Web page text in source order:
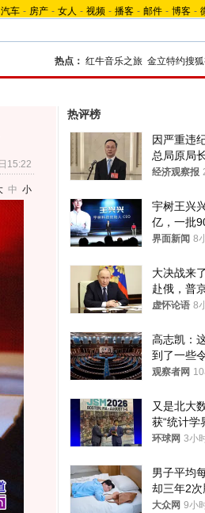
汽车 - 房产 - 女人 - 视频 - 播客 - 邮件 - 博客 -
热点： 红牛音乐之旅 金立特约搜
15:22
中 小
热评榜
因严重违
总局原局
国人大代
经济观察报
宇树王兴
亿，一批
界面新闻 8
大决战来
赴俄，普
76岁老将
虚怀论语 8
高志凯：
到了一些
息
观察者网
又是北大
获“统计学
环球网 3小
男子平均
却三年2次
样睡觉更
大众网 9小